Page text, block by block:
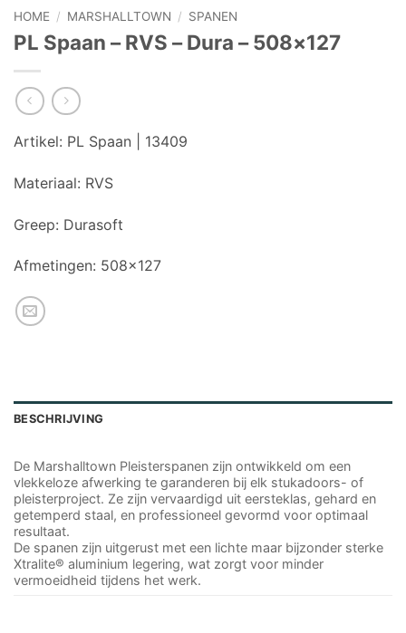
HOME / MARSHALLTOWN / SPANEN
PL Spaan – RVS – Dura – 508×127
Artikel: PL Spaan | 13409
Materiaal: RVS
Greep: Durasoft
Afmetingen: 508×127
BESCHRIJVING
De Marshalltown Pleisterspanen zijn ontwikkeld om een
vlekkeloze afwerking te garanderen bij elk stukadoors- of
pleisterproject. Ze zijn vervaardigd uit eersteklas, gehard en
getemperd staal, en professioneel gevormd voor optimaal
resultaat.
De spanen zijn uitgerust met een lichte maar bijzonder sterke
Xtralite® aluminium legering, wat zorgt voor minder
vermoeidheid tijdens het werk.